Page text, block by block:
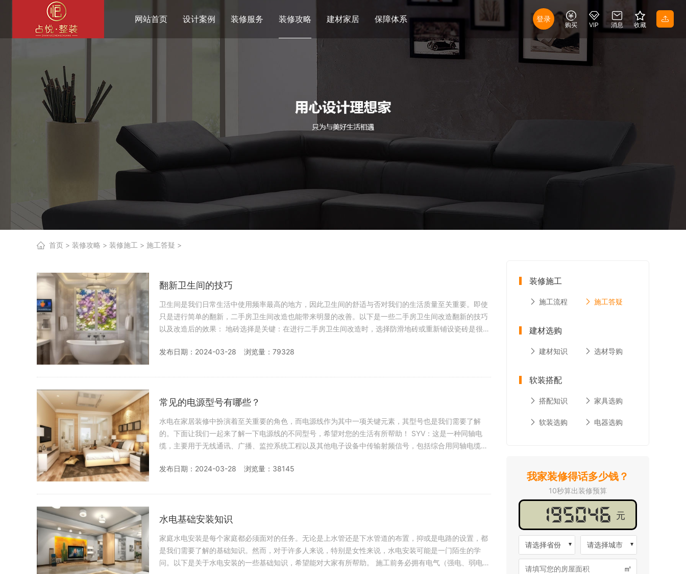
网站首页 设计案例 装修服务 装修攻略 建材家居 保障体系 登录
购买 VIP 消息 收藏
首页 > 装修攻略 > 装修施工 > 施工答疑 >
翻新卫生间的技巧
卫生间是我们日常生活中使用频率最高的地方，因此卫生间的舒适与否对我们的生活质量至关重要。即使
只是进行简单的翻新，二手房卫生间改造也能带来明显的改善。以下是一些二手房卫生间改造翻新的技巧
以及改造后的效果： 地砖选择是关键：在进行二手房卫生间改造时，选择防滑地砖或重新铺设瓷砖是很重
发布日期：2024-03-28
浏览量：79328
常见的电源型号有哪些？
水电在家居装修中扮演着至关重要的角色，而电源线作为其中一项关键元素，其型号也是我们需要了解
的。下面让我们一起来了解一下电源线的不同型号，希望对您的生活有所帮助！ SYV：这是一种同轴电
缆，主要用于无线通讯、广播、监控系统工程以及其他电子设备中传输射频信号，包括综合用同轴电缆。
发布日期：2024-03-28
浏览量：38145
水电基础安装知识
家庭水电安装是每个家庭都必须面对的任务。无论是上水管还是下水管道的布置，抑或是电路的设置，都
是我们需要了解的基础知识。然而，对于许多人来说，特别是女性来说，水电安装可能是一门陌生的学
问。以下是关于水电安装的一些基础知识，希望能对大家有所帮助。 施工前务必拥有电气（强电、弱电）
装修施工
施工流程 施工答疑
建材选购
建材知识 选材导购
软装搭配
搭配知识 家具选购
软装选购 电器选购
我家装修得话多少钱？
10秒算出装修预算
元
请选择省份 请选择城市
㎡